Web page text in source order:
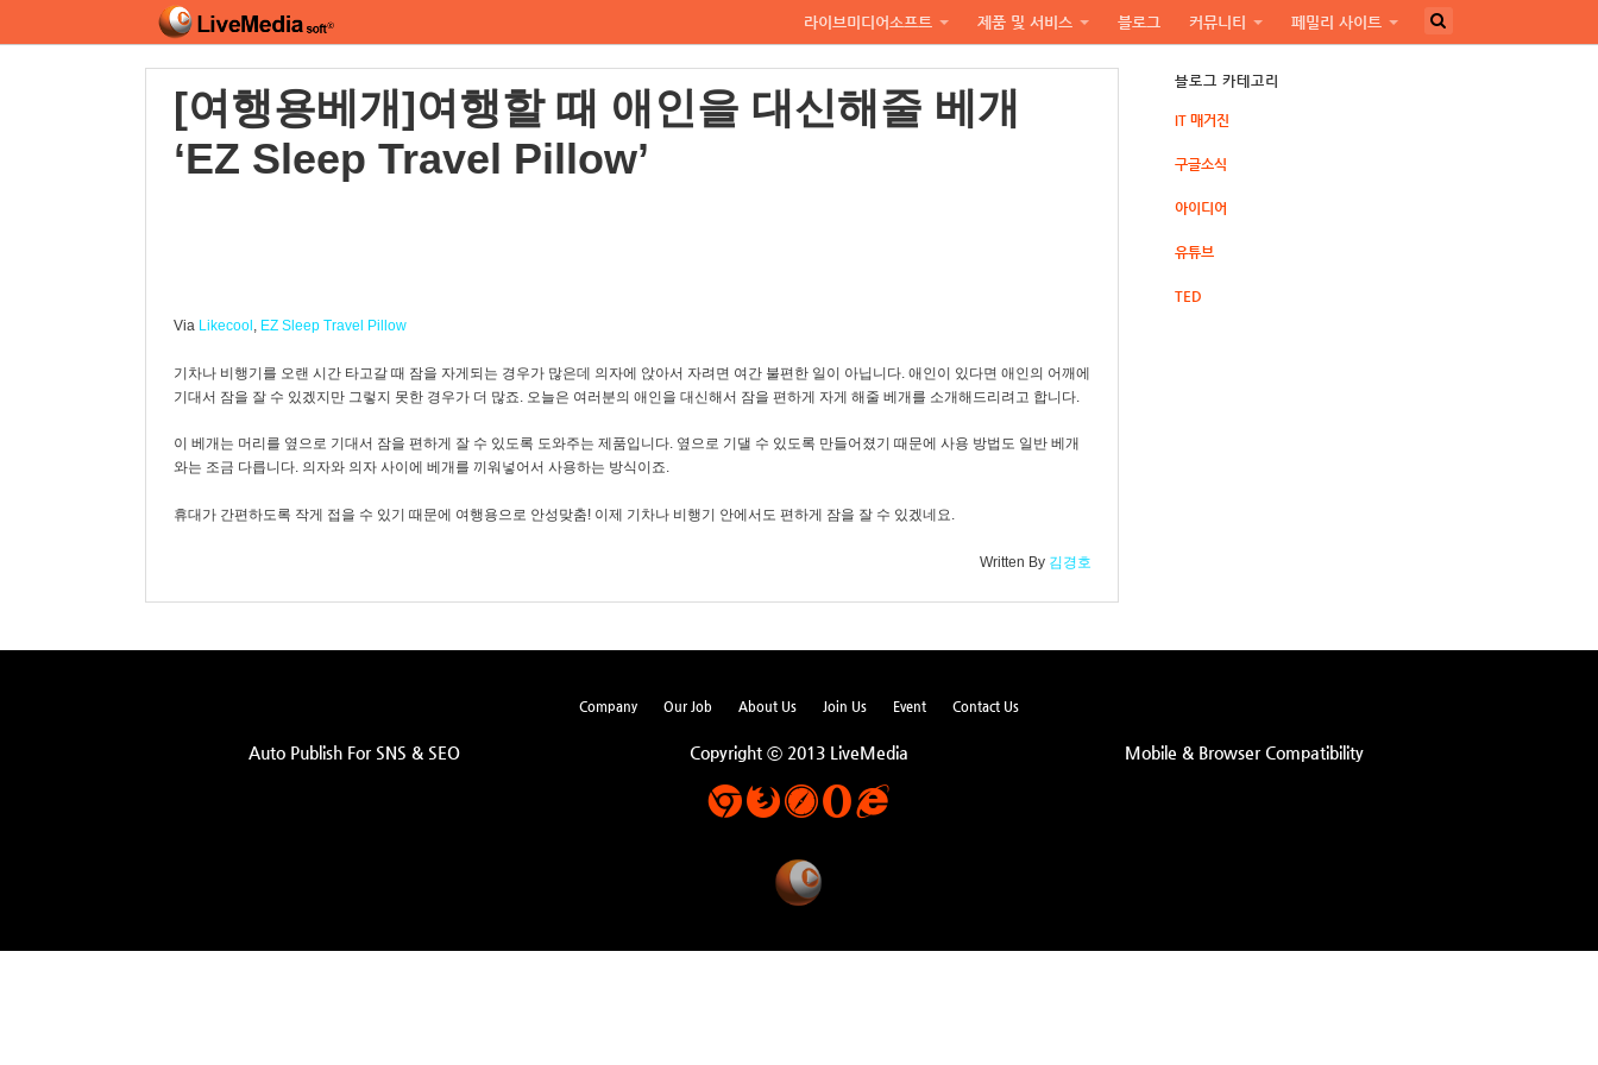
라이브미디어소프트 제품 및 서비스 블로그 커뮤니티 페밀리 사이트
[여행용베개]여행할 때 애인을 대신해줄 베개
‘EZ Sleep Travel Pillow’
Via Likecool , EZ Sleep Travel Pillow
기차나 비행기를 오랜 시간 타고갈 때 잠을 자게되는 경우가 많은데 의자에 앉아서 자려면 여간 불편한 일이 아닙니다. 애인이 있다면 애인의 어깨에
기대서 잠을 잘 수 있겠지만 그렇지 못한 경우가 더 많죠. 오늘은 여러분의 애인을 대신해서 잠을 편하게 자게 해줄 베개를 소개해드리려고 합니다.
이 베개는 머리를 옆으로 기대서 잠을 편하게 잘 수 있도록 도와주는 제품입니다. 옆으로 기댈 수 있도록 만들어졌기 때문에 사용 방법도 일반 베개
와는 조금 다릅니다. 의자와 의자 사이에 베개를 끼워넣어서 사용하는 방식이죠.
휴대가 간편하도록 작게 접을 수 있기 때문에 여행용으로 안성맞춤! 이제 기차나 비행기 안에서도 편하게 잠을 잘 수 있겠네요.
Written By 김경호
블로그 카테고리
IT 매거진
구글소식
아이디어
유튜브
TED
Company Our Job About Us Join Us Event Contact Us
Auto Publish For SNS & SEO Copyright ⓒ 2013 LiveMedia Mobile & Browser Compatibility